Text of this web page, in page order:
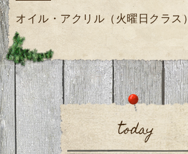
オイル・アクリル（火曜日クラス）
today